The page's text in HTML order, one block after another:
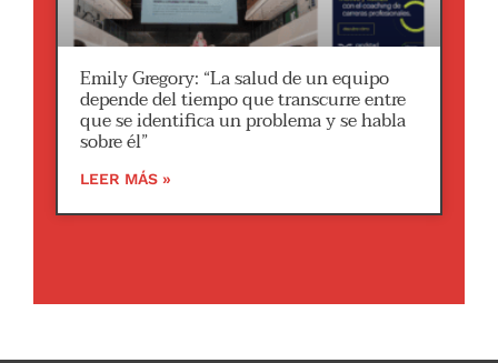
Emily Gregory: “La salud de un equipo
depende del tiempo que transcurre entre
que se identifica un problema y se habla
sobre él”
LEER MÁS »